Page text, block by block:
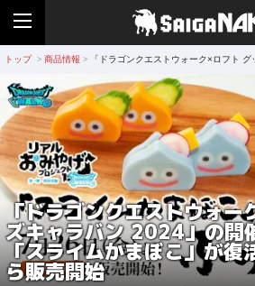
トップ > 商品情報 > 「ドラゴンクエストウォーク×ロフト
「ドラゴンクエストウォー
ズキャラバン 2024」の開
「スライムかまぼこ」が
ら販売開始